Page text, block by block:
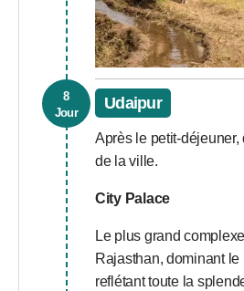
8
Jour
Udaipur
Après le petit-
de la ville.
City Palace
Le plus grand
Rajasthan, dominant le
reflétant toute la